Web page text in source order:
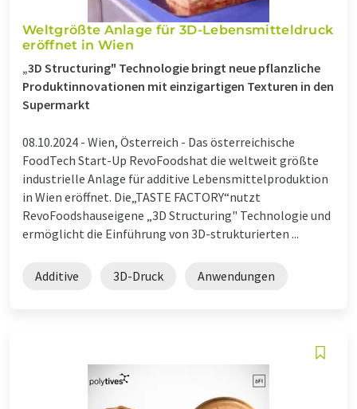
Weltgrößte Anlage für 3D-Lebensmitteldruck
eröffnet in Wien
„3D Structuring" Technologie bringt neue pflanzliche
Produktinnovationen mit einzigartigen Texturen in den
Supermarkt
08.10.2024 - Wien, Österreich - Das österreichische
FoodTech Start-Up RevoFoodshat die weltweit größte
industrielle Anlage für additive Lebensmittelproduktion
in Wien eröffnet. Die„TASTE FACTORY“nutzt
RevoFoodshauseigene „3D Structuring" Technologie und
ermöglicht die Einführung von 3D-strukturierten ...
Additive 3D-Druck Anwendungen